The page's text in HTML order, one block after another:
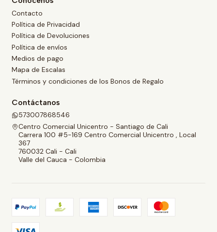
Contacto
Política de Privacidad
Política de Devoluciones
Política de envíos
Medios de pago
Mapa de Escalas
Términos y condiciones de los Bonos de Regalo
Contáctanos
573007868546
Centro Comercial Unicentro - Santiago de Cali
Carrera 100 #5-169 Centro Comercial Unicentro , Local
367
760032 Cali - Cali
Valle del Cauca - Colombia